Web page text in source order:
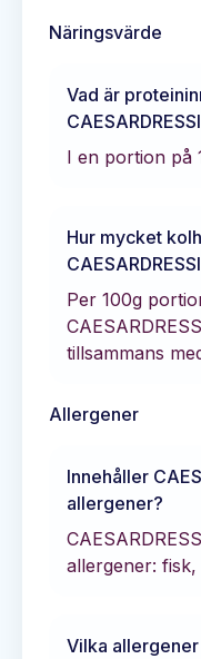
Näringsvärde
Vad är
I en portion på
Hur mycket
Per 100g
tillsammans
Allergener
Innehåller
allergener?
allergener:
Vilka